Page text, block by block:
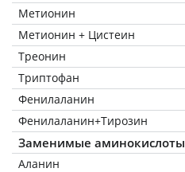
Метионин
Метионин + Цистеин
Треонин
Триптофан
Фенилаланин
Фенилаланин+Тирозин
Заменимые аминокислоты
Аланин